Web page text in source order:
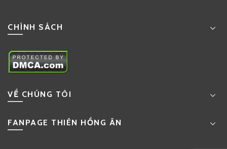
CHÍNH SÁCH
VỀ CHÚNG TÔI
FANPAGE THIÊN HỒNG ÂN